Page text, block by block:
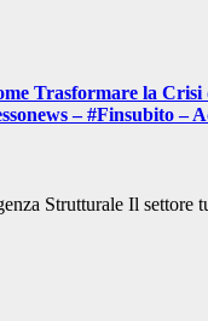
Trasformare la
– #Finsubito –
Strutturale Il